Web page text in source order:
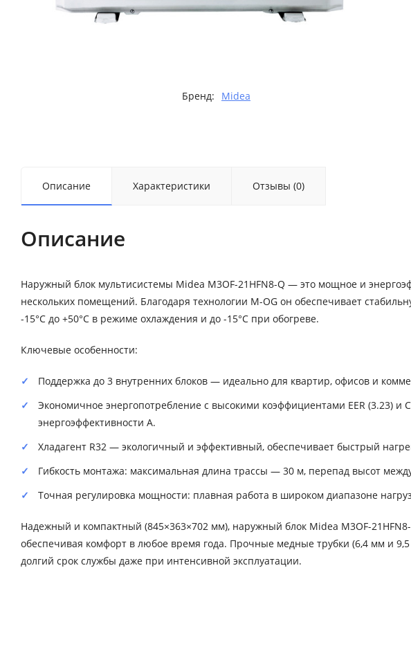
Бренд: Midea
Описание Характеристики Отзывы (0)
Описание
Наружный блок мультисистемы Midea M3OF-21HFN8-Q — это мощное и
нескольких помещений. Благодаря технологии M-OG он обеспечивает
-15°C до +50°C в режиме охлаждения и до -15°C при обогреве.
Ключевые особенности:
Поддержка до 3 внутренних блоков — идеально для квартир, офисов и
Экономичное энергопотребление с высокими коэффициентами EER (3.23) и
энергоэффективности A.
Хладагент R32 — экологичный и эффективный, обеспечивает быстрый
Гибкость монтажа: максимальная длина трассы — 30 м, перепад высот
Точная регулировка мощности: плавная работа в широком диапазоне
Надежный и компактный (845×363×702 мм), наружный блок Midea M3OF-21HFN8-
обеспечивая комфорт в любое время года. Прочные медные трубки (6,4 мм и
долгий срок службы даже при интенсивной эксплуатации.